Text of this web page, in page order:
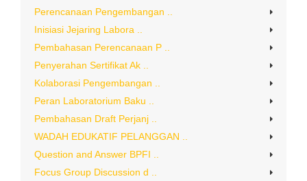
Perencanaan Pengembangan ..
Inisiasi Jejaring Labora ..
Pembahasan Perencanaan P ..
Penyerahan Sertifikat Ak ..
Kolaborasi Pengembangan ..
Peran Laboratorium Baku ..
Pembahasan Draft Perjanj ..
WADAH EDUKATIF PELANGGAN ..
Question and Answer BPFI ..
Focus Group Discussion d ..